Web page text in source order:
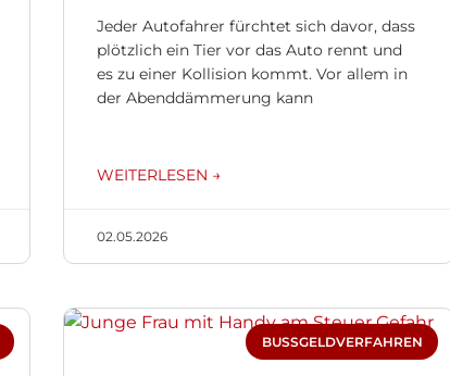
Jeder Autofahrer fürchtet sich davor, dass
plötzlich ein Tier vor das Auto rennt und
es zu einer Kollision kommt. Vor allem in
der Abenddämmerung kann
WEITERLESEN →
02.05.2026
BUSSGELDVERFAHREN